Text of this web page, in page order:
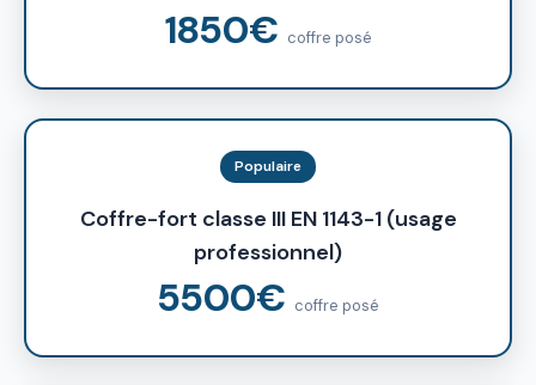
1850€ coffre posé
Populaire
Coffre-fort classe III EN 1143-1 (usage
professionnel)
5500€ coffre posé